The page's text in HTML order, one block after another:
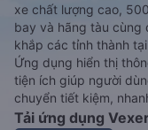
xe chất lượng cao,
bay và hãng tàu cùng
khắp các tỉnh thành
Ứng dụng hiển thị
tiện ích giúp người
chuyển tiết kiệm,
Tải ứng dụng